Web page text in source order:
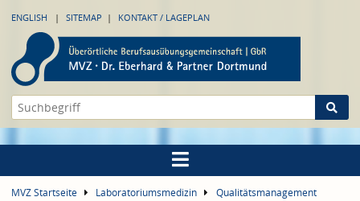
ENGLISH SITEMAP KONTAKT / LAGEPLAN
MVZ Startseite Laboratoriumsmedizin
Qualitätsmanagement